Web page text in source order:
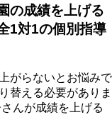
の成績を上げる
1対1の個別指導
がらないとお悩みで
替える必要がありま
んが成績を上げる